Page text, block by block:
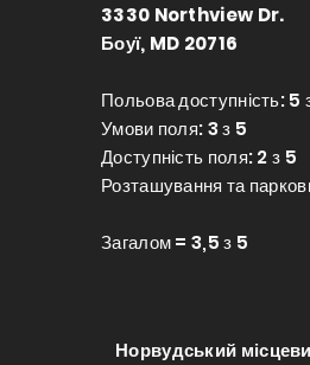
3330 Northview Dr.
Боуї, MD 20716
Польова доступність: 5
Умови поля: 3 з 5
Доступність поля: 2 з 5
Розташування та
Загалом = 3,5 з 5
Норвудський